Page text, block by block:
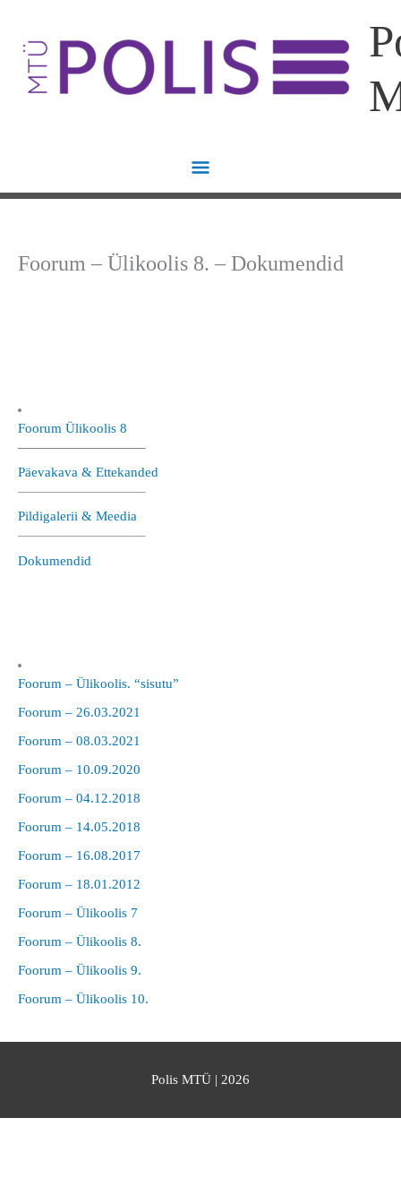
content
Menu
Foorum Ülikoolis 8
—————————–
Päevakava & Ettekanded
—————————–
Pildigalerii & Meedia
—————————–
Dokumendid
Foorum – Ülikoolis. “sisutu”
Foorum – 26.03.2021
Foorum – 08.03.2021
Foorum – 10.09.2020
Foorum – 04.12.2018
Foorum – 14.05.2018
Foorum – 16.08.2017
Foorum – 18.01.2012
Foorum – Ülikoolis 7
Foorum – Ülikoolis 8.
Foorum – Ülikoolis 9.
Foorum – Ülikoolis 10.
Foorum – Ülikoolis 8. – Dokumendid
Polis MTÜ | 2026